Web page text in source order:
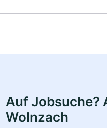
Auf Jobsuche?
Wolnzach